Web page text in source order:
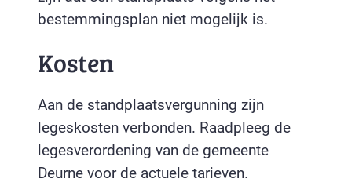
bestemmingsplan niet mogelijk is.
Kosten
Aan de standplaatsvergunning zijn
legeskosten verbonden. Raadpleeg de
legesverordening van de gemeente
Deurne voor de actuele tarieven.